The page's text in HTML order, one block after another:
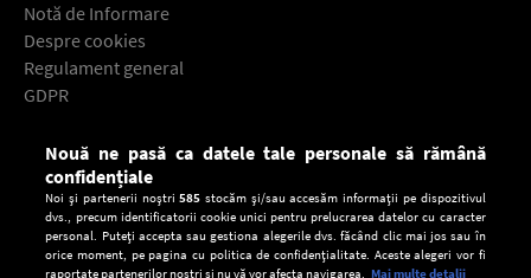
Notă de Informare
Despre cookies
Regulament general
GDPR
Descarcă gratuit aplicaţia Europa FM pentru smartphone:
Nouă ne pasă ca datele tale personale să rămână
confidențiale
Noi și partenerii noștri585 stocăm și/sau accesăm informații pe dispozitivul
dvs., precum identificatorii cookie unici pentru prelucrarea datelor cu caracter
personal. Puteți accepta sau gestiona alegerile dvs. făcând clic mai jos sau în
orice moment, pe pagina cu politica de confidențialitate. Aceste alegeri vor fi
raportate partenerilor noștri și nu vă vor afecta navigarea. Mai multe detalii